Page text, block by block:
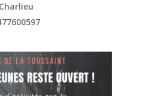
Charlieu